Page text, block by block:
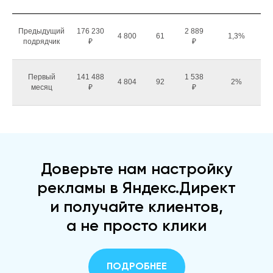
Предыдущий
подрядчик
176 230
₽
4 800 61
2 889
₽
1,3%
Первый
месяц
141 488
₽
4 804 92
1 538
₽
2%
Доверьте нам настройку
рекламы в Яндекс.Директ
и получайте клиентов,
а не просто клики
ПОДРОБНЕЕ